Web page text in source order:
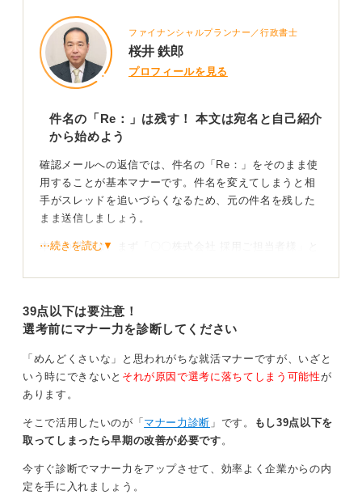
注意点としては、返信のタイミングが重要です。遅くと
も24時間以内、可能なら数時間以内に返信すると、連絡
がスムーズに取れる人という信頼につながります。
ドがそのまま評価につながります。短くても誠実な印象
に残るメールへと心掛けましょう。
0
ファイナンシャルプランナー／行政書士
桜井 鉄郎
プロフィールを見る
件名の「Re：」は残す！ 本文は宛名と自己紹介
から始めよう
確認メールへの返信では、件名の「Re：」をそのまま使
用することが基本マナーです。件名を変えてしまうと相
手がスレッドを追いづらくなるため、元の件名を残した
まま送信しましょう。
本文の構成は、まず「〇〇株式会社 採用ご担当者様」と
〇〇大学の山田太郎です」と挨拶と自己紹介をおこない
確認内容と結びの言葉を入れると丁寧！ 担当者への
安心感が鍵
返信のポイントとして、「承知しました」という言葉だ
す。
たしました」と書くことで、何を確認したのかが明確に
なります。
⋯続きを読む▼
39点以下は要注意！
選考前にマナー力を診断してください
「めんどくさいな」と思われがちな就活マナーですが、いざと
いう時にできないと それが原因で選考に落ちてしまう可能性が
あります。
そこで活用したいのが「 マナー力診断 」です。
もし39点以下を
取ってしまったら早期の改善が必要です。
今すぐ診断でマナー力をアップさせて、効率よく企業からの内
定を手に入れましょう。